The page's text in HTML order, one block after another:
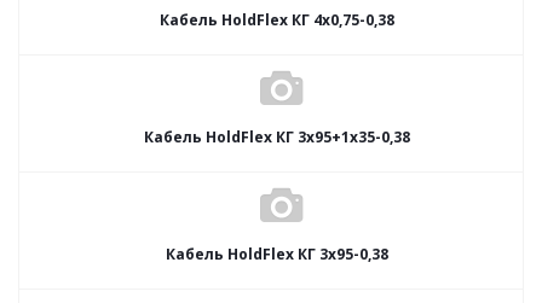
Кабель HoldFlex КГ 4x0,75-0,38
Кабель HoldFlex КГ 3x95+1x35-0,38
Кабель HoldFlex КГ 3x95-0,38